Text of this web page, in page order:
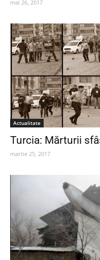
mai 26, 2017
Actualitate
Turcia: Mărturii
martie 25, 2017